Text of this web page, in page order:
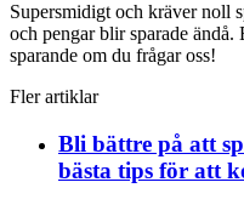
Supersmidigt och kräver noll
och pengar blir sparade
sparande om du frågar oss!
Fler artiklar
Bli bättre på att
bästa tips för att